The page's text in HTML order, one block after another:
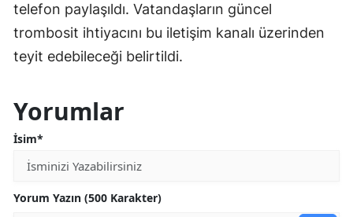
telefon paylaşıldı. Vatandaşların güncel
trombosit ihtiyacını bu iletişim kanalı üzerinden
teyit edebileceği belirtildi.
Yorumlar
İsim*
Yorum Yazın (500 Karakter)